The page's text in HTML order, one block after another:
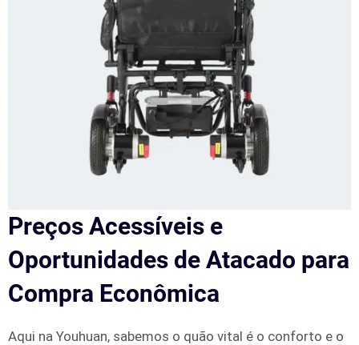
Preços Acessíveis e
Oportunidades de Atacado para
Compra Econômica
Aqui na Youhuan, sabemos o quão vital é o conforto e o